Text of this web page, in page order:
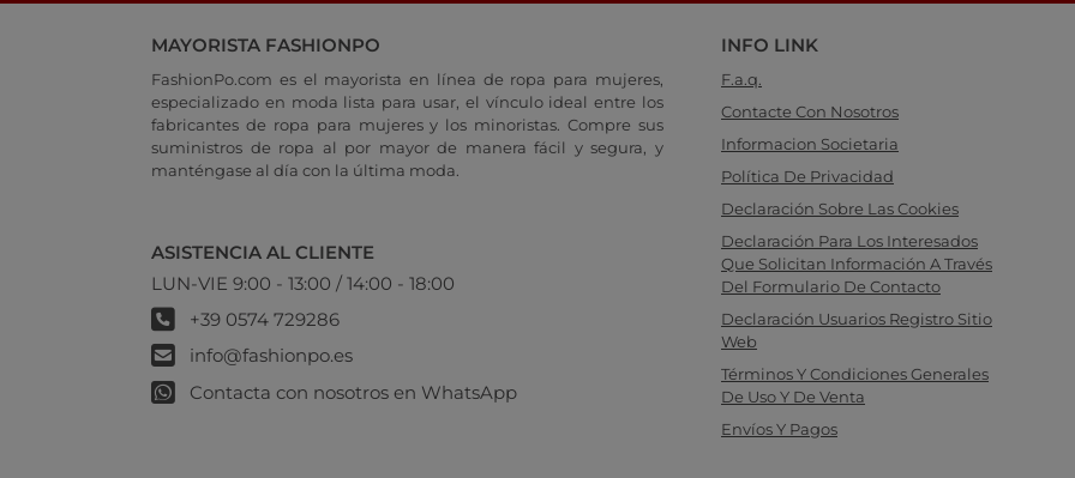
MAYORISTA FASHIONPO
FashionPo.com es el mayorista en línea de ropa para mujeres,
especializado en moda lista para usar, el vínculo ideal entre los
fabricantes de ropa para mujeres y los minoristas. Compre sus
suministros de ropa al por mayor de manera fácil y segura, y
manténgase al día con la última moda.
ASISTENCIA AL CLIENTE
LUN-VIE 9:00 - 13:00 / 14:00 - 18:00
+39 0574 729286
info@fashionpo.es
Contacta con nosotros en WhatsApp
INFO LINK
F.a.q.
Contacte Con Nosotros
Informacion Societaria
Política De Privacidad
Declaración Sobre Las Cookies
Declaración Para Los Interesados
Que Solicitan Información A Través
Del Formulario De Contacto
Declaración Usuarios Registro Sitio
Web
Términos Y Condiciones Generales
De Uso Y De Venta
Envíos Y Pagos